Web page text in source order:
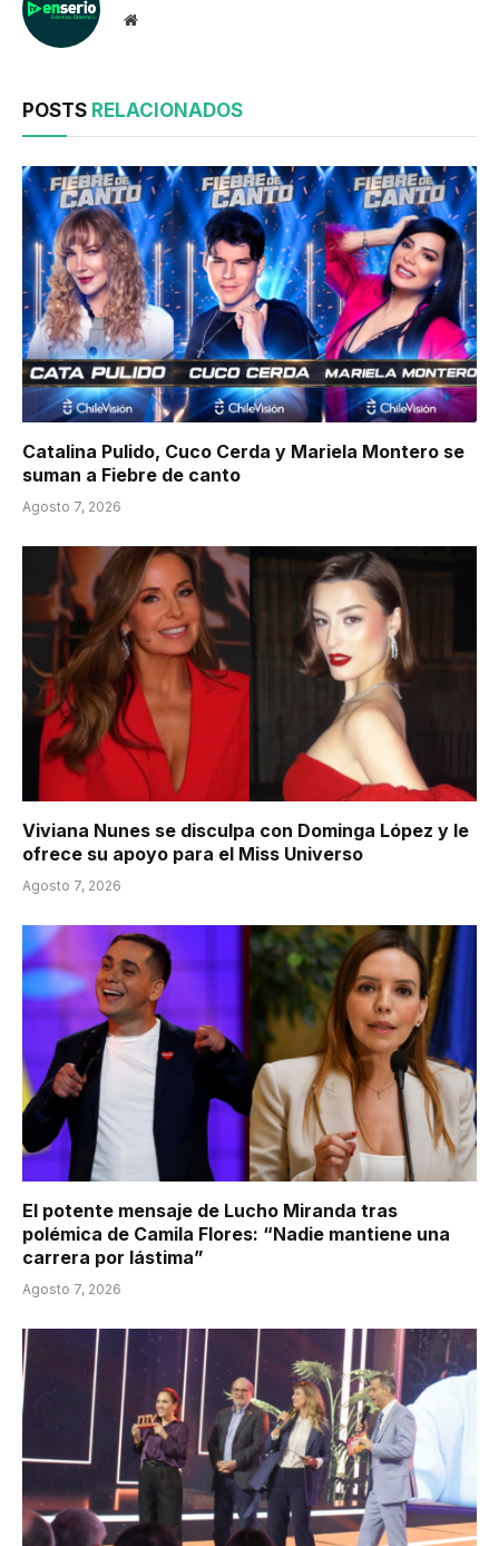
Website
POSTS RELACIONADOS
Catalina Pulido, Cuco Cerda y Mariela Montero se
suman a Fiebre de canto
Agosto 7, 2026
Viviana Nunes se disculpa con Dominga López y le
ofrece su apoyo para el Miss Universo
Agosto 7, 2026
El potente mensaje de Lucho Miranda tras
polémica de Camila Flores: “Nadie mantiene una
carrera por lástima”
Agosto 7, 2026